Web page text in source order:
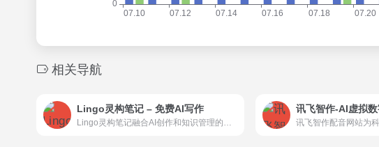
相关导航
Lingo灵构笔记 – 免费AI写作